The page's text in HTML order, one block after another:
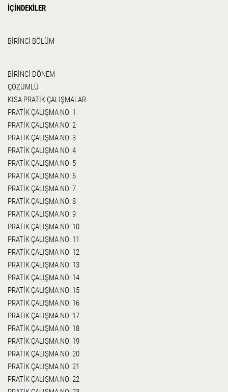
İÇİNDEKİLER
BİRİNCİ BÖLÜM
BİRİNCİ DÖNEM
ÇÖZÜMLÜ
KISA PRATİK ÇALIŞMALAR
PRATİK ÇALIŞMA NO: 1
PRATİK ÇALIŞMA NO: 2
PRATİK ÇALIŞMA NO: 3
PRATİK ÇALIŞMA NO: 4
PRATİK ÇALIŞMA NO: 5
PRATİK ÇALIŞMA NO: 6
PRATİK ÇALIŞMA NO: 7
PRATİK ÇALIŞMA NO: 8
PRATİK ÇALIŞMA NO: 9
PRATİK ÇALIŞMA NO: 10
PRATİK ÇALIŞMA NO: 11
PRATİK ÇALIŞMA NO: 12
PRATİK ÇALIŞMA NO: 13
PRATİK ÇALIŞMA NO: 14
PRATİK ÇALIŞMA NO: 15
PRATİK ÇALIŞMA NO: 16
PRATİK ÇALIŞMA NO: 17
PRATİK ÇALIŞMA NO: 18
PRATİK ÇALIŞMA NO: 19
PRATİK ÇALIŞMA NO: 20
PRATİK ÇALIŞMA NO: 21
PRATİK ÇALIŞMA NO: 22